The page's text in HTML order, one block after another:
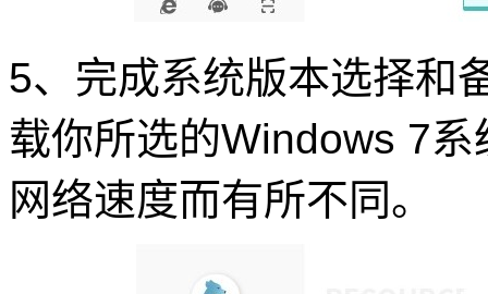
5、完成系统版本选择和
载你所选的Windows 7
网络速度而有所不同。